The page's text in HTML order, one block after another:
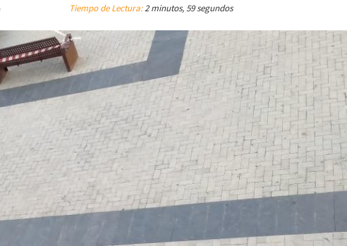
Tiempo de Lectura:2 minutos, 59 segundos